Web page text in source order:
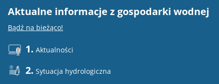
Aktualne informacje z gospodarki wodnej
Bądź na bieżąco!
1. Aktualności
2. Sytuacja hydrologiczna